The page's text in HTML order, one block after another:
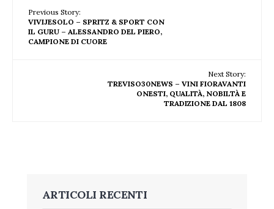
Previous Story:
VIVIJESOLO – SPRITZ & SPORT CON
IL GURU – ALESSANDRO DEL PIERO,
CAMPIONE DI CUORE
Next Story:
TREVISO30NEWS – VINI FIORAVANTI
ONESTI, QUALITÀ, NOBILTÀ E
TRADIZIONE DAL 1808
ARTICOLI RECENTI